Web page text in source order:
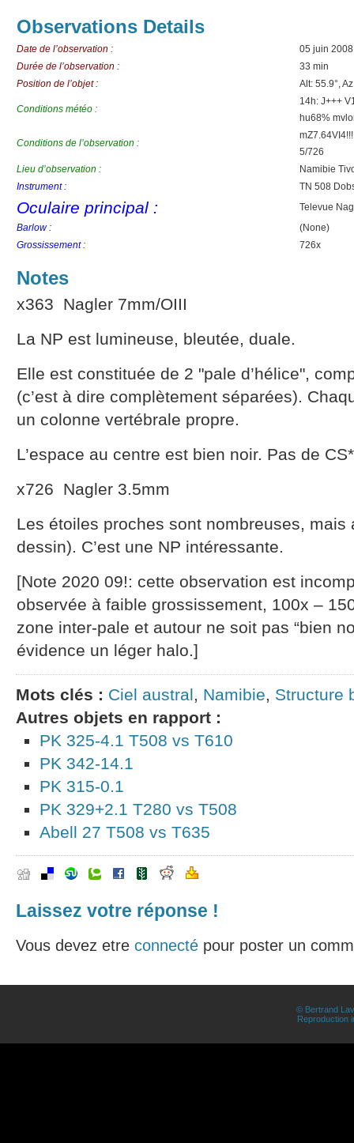
Observations Details
Date de l’observation :
05 juin
Durée de l’observation :
33 min
Position de l’objet :
Alt: 55.9°,
Conditions météo :
14h: J+++
hu68%
Conditions de l’observation :
5/726
Lieu d’observation :
Namibie
Instrument :
TN 508
Oculaire principal :
Televue
Barlow :
(None)
Grossissement :
726x
Notes
x363 Nagler 7mm/OIII
La NP est lumineuse, bleutée, duale.
Elle est constituée de 2 "pale d’hélice",
(c’est à dire complètement séparées).
un colonne vertébrale propre.
L’espace au centre est bien noir. Pas de
x726 Nagler 3.5mm
Les étoiles proches sont nombreuses, mais
dessin). C’est une NP intéressante.
[Note 2020 09!: cette observation est
observée à faible grossissement, 100x –
zone inter-pale et autour ne soit pas “bien
évidence un léger halo.]
Mots clés : Ciel austral, Namibie, Structure
Autres objets en rapport :
PK 325-4.1 T508 vs T610
PK 342-14.1
PK 315-0.1
PK 329+2.1 T280 vs T508
Abell 27 T508 vs T635
Laissez votre réponse !
Vous devez etre connecté pour poster un
© Bertrand
Reproduction